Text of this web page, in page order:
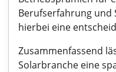
Berufserfahrung und
hierbei eine
Zusammenfassend
Solarbranche eine